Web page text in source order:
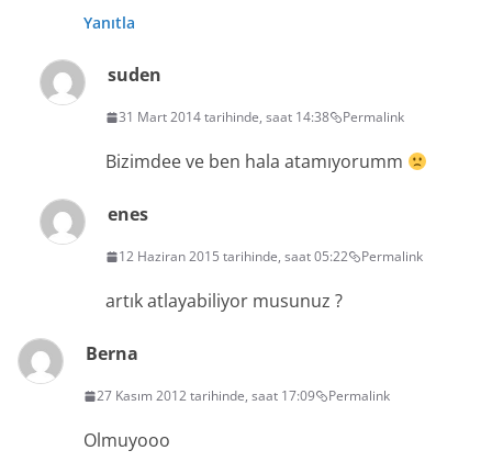
Yanıtla
suden
31 Mart 2014 tarihinde, saat 14:38 Permalink
Bizimdee ve ben hala atamıyorumm
enes
12 Haziran 2015 tarihinde, saat 05:22 Permalink
artık atlayabiliyor musunuz ?
Berna
27 Kasım 2012 tarihinde, saat 17:09 Permalink
Olmuyooo